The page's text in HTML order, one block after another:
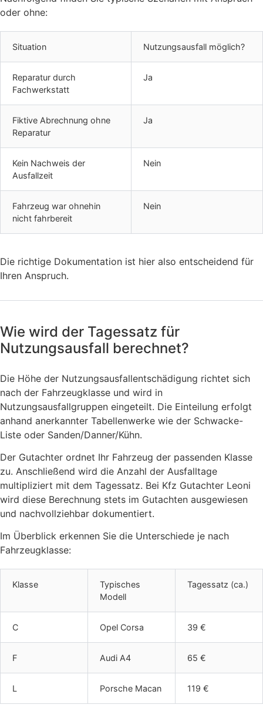
oder ohne:
Situation Nutzungsausfall möglich?
Reparatur durch
Fachwerkstatt
Ja
Fiktive Abrechnung ohne
Reparatur
Ja
Kein Nachweis der
Ausfallzeit
Nein
Fahrzeug war ohnehin
nicht fahrbereit
Nein
Die richtige Dokumentation ist hier also entscheidend für
Ihren Anspruch.
Wie wird der Tagessatz für
Nutzungsausfall berechnet?
Die Höhe der Nutzungsausfallentschädigung richtet sich
nach der Fahrzeugklasse und wird in
Nutzungsausfallgruppen eingeteilt. Die Einteilung erfolgt
anhand anerkannter Tabellenwerke wie der Schwacke-
Liste oder Sanden/Danner/Kühn.
Der Gutachter ordnet Ihr Fahrzeug der passenden Klasse
zu. Anschließend wird die Anzahl der Ausfalltage
multipliziert mit dem Tagessatz. Bei Kfz Gutachter Leoni
wird diese Berechnung stets im Gutachten ausgewiesen
und nachvollziehbar dokumentiert.
Im Überblick erkennen Sie die Unterschiede je nach
Fahrzeugklasse:
Klasse
Typisches
Modell
Tagessatz (ca.)
C Opel Corsa 39 €
F Audi A4 65 €
L Porsche Macan 119 €